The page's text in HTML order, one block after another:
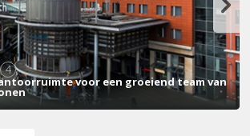
4
voor een groeiend team van